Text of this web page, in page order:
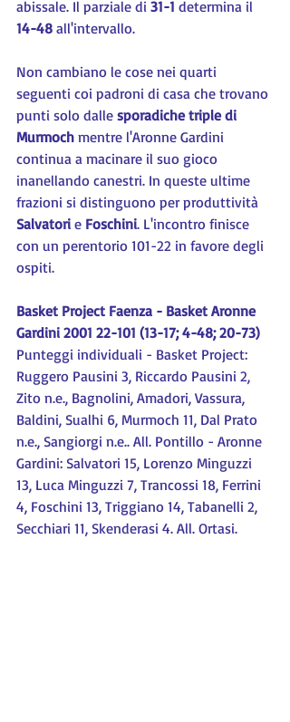
abissale. Il parziale di 31-1 determina il
14-48 all'intervallo.
Non cambiano le cose nei quarti
seguenti coi padroni di casa che trovano
punti solo dalle sporadiche triple di
Murmoch mentre l'Aronne Gardini
continua a macinare il suo gioco
inanellando canestri. In queste ultime
frazioni si distinguono per produttività
Salvatori e Foschini. L'incontro finisce
con un perentorio 101-22 in favore degli
ospiti.
Basket Project Faenza - Basket Aronne
Gardini 2001 22-101 (13-17; 4-48; 20-73)
Punteggi individuali - Basket Project:
Ruggero Pausini 3, Riccardo Pausini 2,
Zito n.e., Bagnolini, Amadori, Vassura,
Baldini, Sualhi 6, Murmoch 11, Dal Prato
n.e., Sangiorgi n.e.. All. Pontillo - Aronne
Gardini: Salvatori 15, Lorenzo Minguzzi
13, Luca Minguzzi 7, Trancossi 18, Ferrini
4, Foschini 13, Triggiano 14, Tabanelli 2,
Secchiari 11, Skenderasi 4. All. Ortasi.